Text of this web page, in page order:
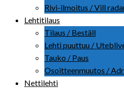
Rivi-ilmoitus / Vill
Lehtitilaus
Tilaus / Beställ
Lehti puuttuu /
Tauko / Paus
Osoitteenmuutos /
Nettilehti